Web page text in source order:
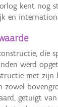
kent nog
en
die
werd
met zijn
zowel
getuigt